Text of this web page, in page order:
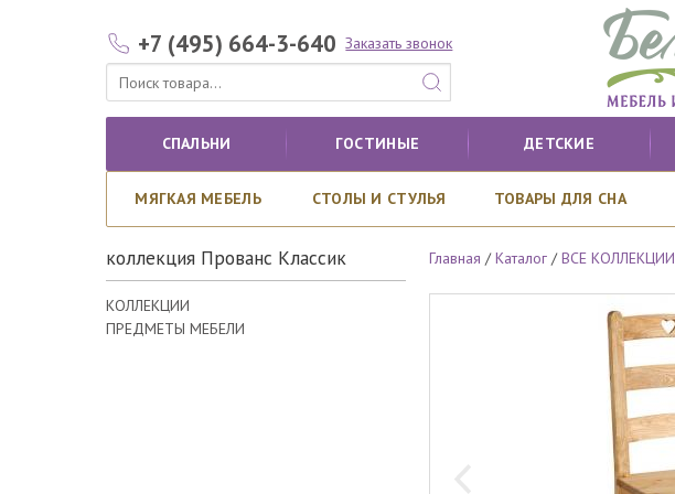
+7 (495) 664-3-640 Заказать звонок
СПАЛЬНИ ГОСТИНЫЕ ДЕТСКИЕ
МЯГКАЯ МЕБЕЛЬ СТОЛЫ И СТУЛЬЯ ТОВАРЫ ДЛЯ СНА
коллекция Прованс Классик
КОЛЛЕКЦИИ
ПРЕДМЕТЫ МЕБЕЛИ
Главная /Каталог /ВСЕ КОЛЛЕКЦИИ